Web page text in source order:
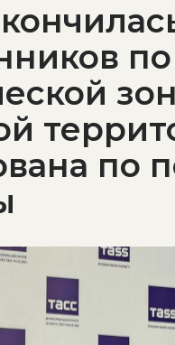
по
по